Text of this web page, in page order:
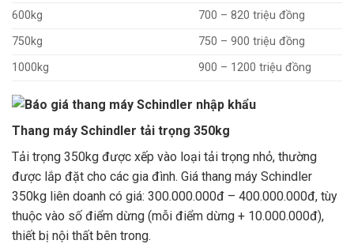
600kg
700 – 820 triệu đồng
750kg
750 – 900 triệu đồng
1000kg
900 – 1200 triệu đồng
Thang máy Schindler tải trọng 350kg
Tải trọng 350kg được xếp vào loại tải trọng nhỏ, thường
được lắp đặt cho các gia đình. Giá thang máy Schindler
350kg liên doanh có giá: 300.000.000đ – 400.000.000đ, tùy
thuộc vào số điểm dừng (mỗi điểm dừng + 10.000.000đ),
thiết bị nội thất bên trong.